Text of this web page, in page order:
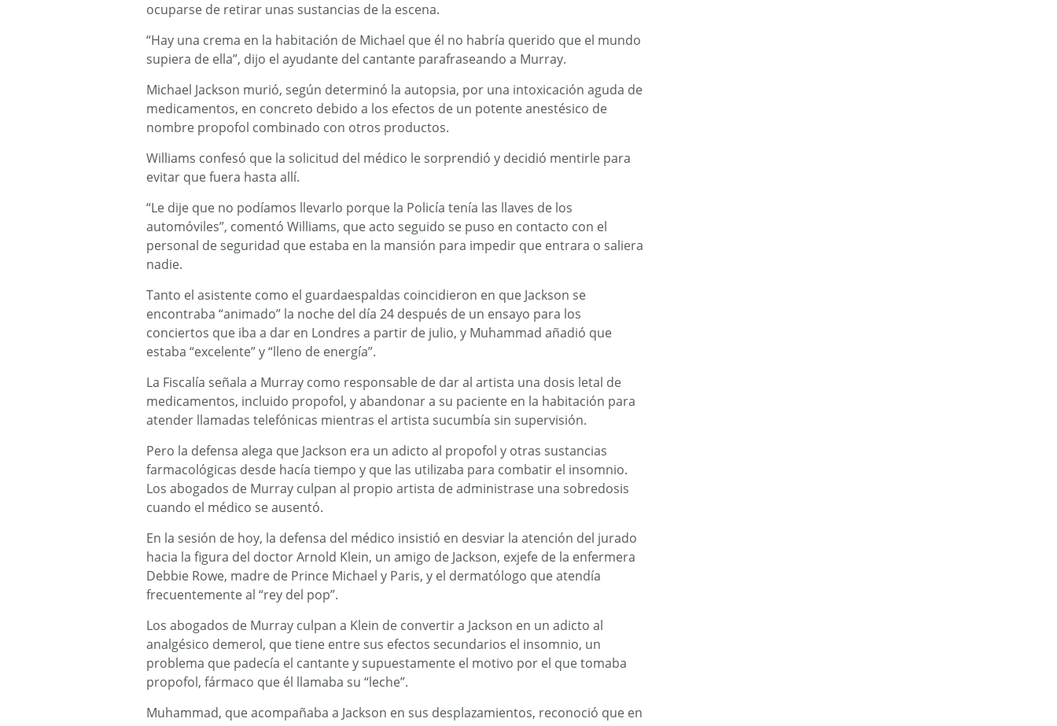
ocuparse de retirar unas sustancias de la escena.
“Hay una crema en la habitación de Michael que él no habría querido que el mundo
supiera de ella”, dijo el ayudante del cantante parafraseando a Murray.
Michael Jackson murió, según determinó la autopsia, por una intoxicación aguda de
medicamentos, en concreto debido a los efectos de un potente anestésico de
nombre propofol combinado con otros productos.
Williams confesó que la solicitud del médico le sorprendió y decidió mentirle para
evitar que fuera hasta allí.
“Le dije que no podíamos llevarlo porque la Policía tenía las llaves de los
automóviles”, comentó Williams, que acto seguido se puso en contacto con el
personal de seguridad que estaba en la mansión para impedir que entrara o saliera
nadie.
Tanto el asistente como el guardaespaldas coincidieron en que Jackson se
encontraba “animado” la noche del día 24 después de un ensayo para los
conciertos que iba a dar en Londres a partir de julio, y Muhammad añadió que
estaba “excelente” y “lleno de energía”.
La Fiscalía señala a Murray como responsable de dar al artista una dosis letal de
medicamentos, incluido propofol, y abandonar a su paciente en la habitación para
atender llamadas telefónicas mientras el artista sucumbía sin supervisión.
Pero la defensa alega que Jackson era un adicto al propofol y otras sustancias
farmacológicas desde hacía tiempo y que las utilizaba para combatir el insomnio.
Los abogados de Murray culpan al propio artista de administrase una sobredosis
cuando el médico se ausentó.
En la sesión de hoy, la defensa del médico insistió en desviar la atención del jurado
hacia la figura del doctor Arnold Klein, un amigo de Jackson, exjefe de la enfermera
Debbie Rowe, madre de Prince Michael y Paris, y el dermatólogo que atendía
frecuentemente al “rey del pop”.
Los abogados de Murray culpan a Klein de convertir a Jackson en un adicto al
analgésico demerol, que tiene entre sus efectos secundarios el insomnio, un
problema que padecía el cantante y supuestamente el motivo por el que tomaba
propofol, fármaco que él llamaba su “leche”.
Muhammad, que acompañaba a Jackson en sus desplazamientos, reconoció que en